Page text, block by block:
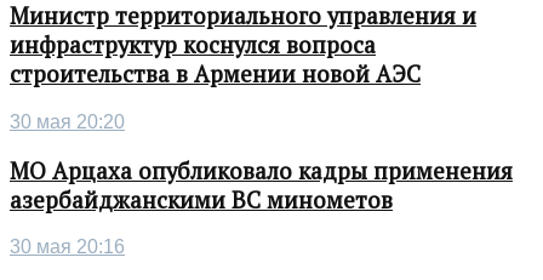
Министр территориального управления и
инфраструктур коснулся вопроса
строительства в Армении новой АЭС
30 мая 20:20
МО Арцаха опубликовало кадры применения
азербайджанскими ВС минометов
30 мая 20:16